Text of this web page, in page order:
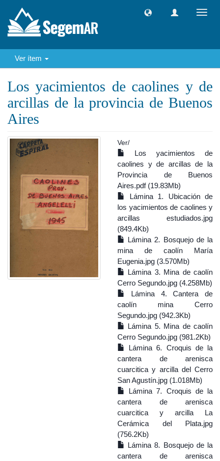
Ver ítem
Los yacimientos de caolines y de
arcillas de la provincia de Buenos
Aires
Ver/
Los yacimientos de
caolines y de arcillas de la
Provincia de Buenos
Aires.pdf (19.83Mb)
Lámina 1. Ubicación de
los yacimientos de caolines y
arcillas estudiados.jpg
(849.4Kb)
Lámina 2. Bosquejo de la
mina de caolín María
Eugenia.jpg (3.570Mb)
Lámina 3. Mina de caolín
Cerro Segundo.jpg (4.258Mb)
Lámina 4. Cantera de
caolín mina Cerro
Segundo.jpg (942.3Kb)
Lámina 5. Mina de caolín
Cerro Segundo.jpg (981.2Kb)
Lámina 6. Croquis de la
cantera de arenisca
cuarcitica y arcilla del Cerro
San Agustín.jpg (1.018Mb)
Lámina 7. Croquis de la
cantera de arenisca
cuarcitica y arcilla La
Cerámica del Plata.jpg
(756.2Kb)
Lámina 8. Bosquejo de la
cantera de arenisca